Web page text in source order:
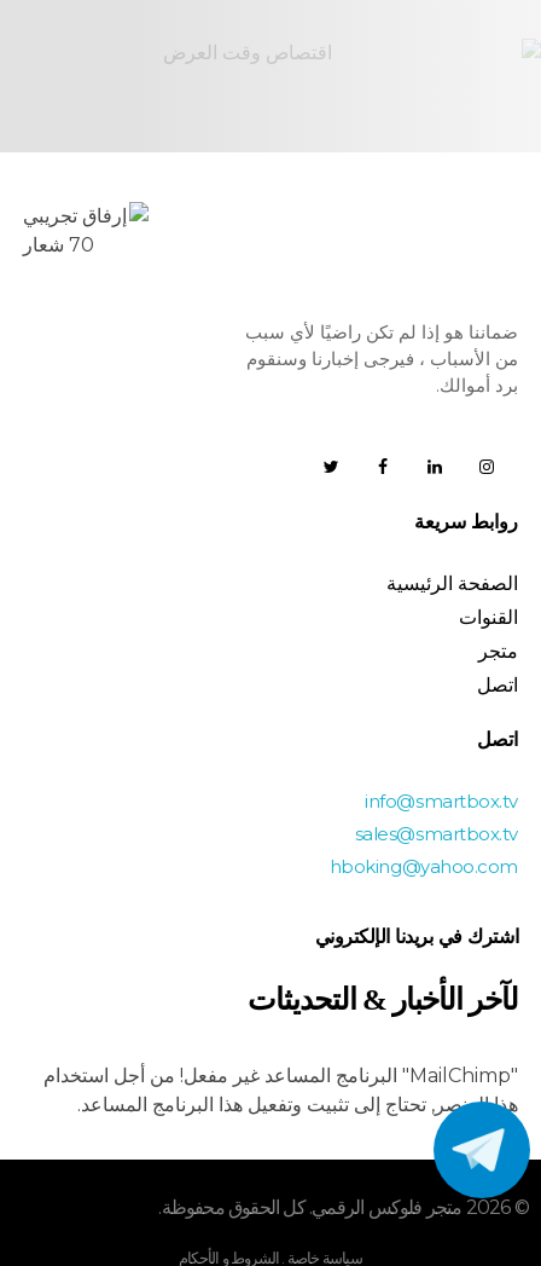
ضماننا هو إذا لم تكن راضيًا لأي سبب
من الأسباب ، فيرجى إخبارنا وسنقوم
برد أموالك.
روابط سريعة
الصفحة الرئيسية
القنوات
متجر
اتصل
اتصل
info@smartbox.tv
sales@smartbox.tv
hboking@yahoo.com
اشترك في بريدنا الإلكتروني
لآخر الأخبار & التحديثات
"MailChimp " البرنامج المساعد غير مفعل! من أجل استخدام
هذا العنصر, تحتاج إلى تثبيت وتفعيل هذا البرنامج المساعد.
© 2026 متجر فلوكس الرقمي. كل الحقوق محفوظة.
سياسة خاصة . الشروط و الأحكام